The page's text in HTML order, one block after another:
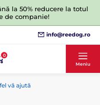
la 50% reducere la totul
de companie!
info@reedog.ro
0
Meniu
vă ajută